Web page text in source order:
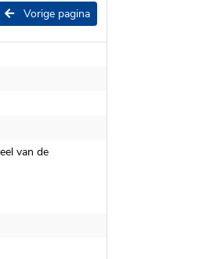
Vorige pagina
van de